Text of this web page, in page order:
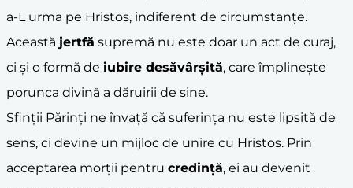
a-L urma pe Hristos, indiferent de circumstanțe.
Această jertfă supremă nu este doar un act de curaj,
ci și o formă de iubire desăvârșită, care împlinește
porunca divină a dăruirii de sine.
Sfinții Părinți ne învață că suferința nu este lipsită de
sens, ci devine un mijloc de unire cu Hristos. Prin
acceptarea morții pentru credință, ei au devenit